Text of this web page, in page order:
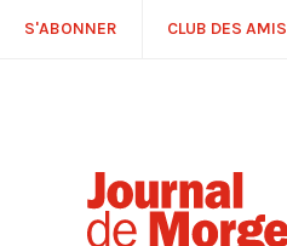
S'ABONNER CLUB DES AMIS